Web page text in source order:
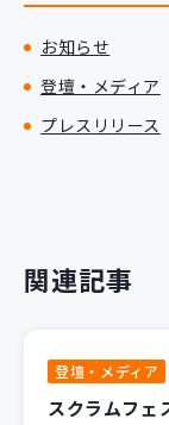
お知らせ
登壇・メディア
プレスリリース
関連記事
登壇・メディア
スクラムフェ